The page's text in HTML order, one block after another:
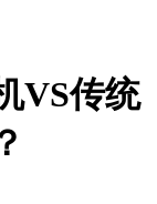
VS传统